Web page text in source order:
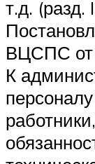
т.д. (разд.
ВЦСПС от
К